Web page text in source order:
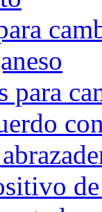
para